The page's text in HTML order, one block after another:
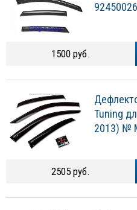
1500 руб.
Tuning
2013) №
2505 руб.